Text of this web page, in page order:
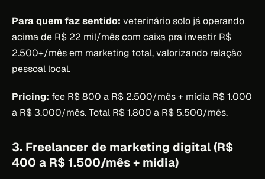
Para quem faz sentido: veterinário solo já operando
acima de R$ 22 mil/mês com caixa pra investir R$
2.500+/mês em marketing total, valorizando relação
pessoal local.
Pricing: fee R$ 800 a R$ 2.500/mês + mídia R$ 1.000
a R$ 3.000/mês. Total R$ 1.800 a R$ 5.500/mês.
3. Freelancer de marketing digital (R$
400 a R$ 1.500/mês + mídia)